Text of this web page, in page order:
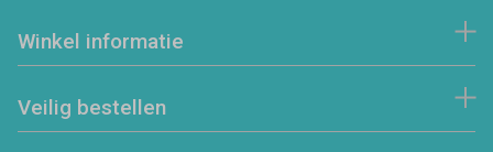
Winkel informatie
Veilig bestellen